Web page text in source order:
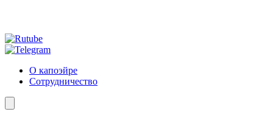
О капоэйре
Сотрудничество